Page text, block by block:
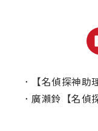
．
【名偵探神助理
． 廣瀨鈴【名偵探神